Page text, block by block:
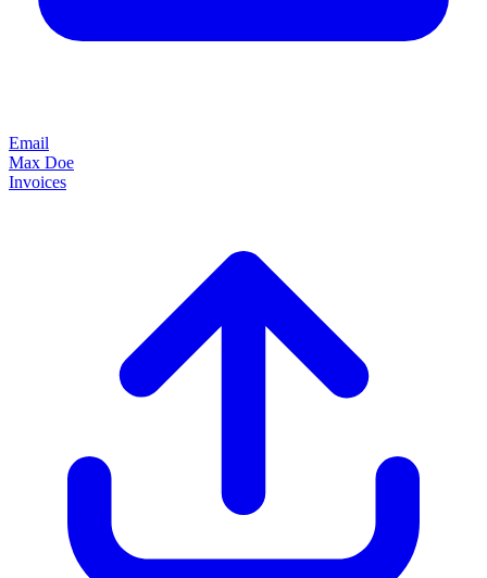
Email
Max Doe
Invoices